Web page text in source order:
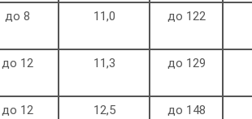
до 8 11,0 до 122
до 12 11,3 до 129
до 12 12,5 до 148